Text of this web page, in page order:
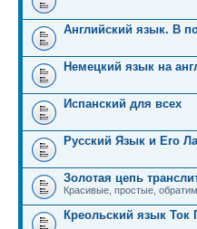
Английский язык. В
Немецкий язык на
Испанский для всех
Русский Язык и Его
Золотая цепь
Красивые, простые,
Креольский язык Ток